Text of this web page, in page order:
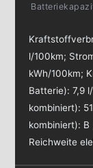
l/100km;
kWh/100km;
Batterie):7,9
kombiniert):
kombiniert): B
Reichweite